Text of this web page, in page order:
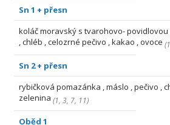
Sn 1 + přesn
koláč moravský s tvarohovo- povidlovou
, chléb , celozrné pečivo , kakao , ovoce (1
Sn 2 + přesn
rybičková pomazánka , máslo , pečivo ,
zelenina (1, 3, 7, 11)
Oběd 1